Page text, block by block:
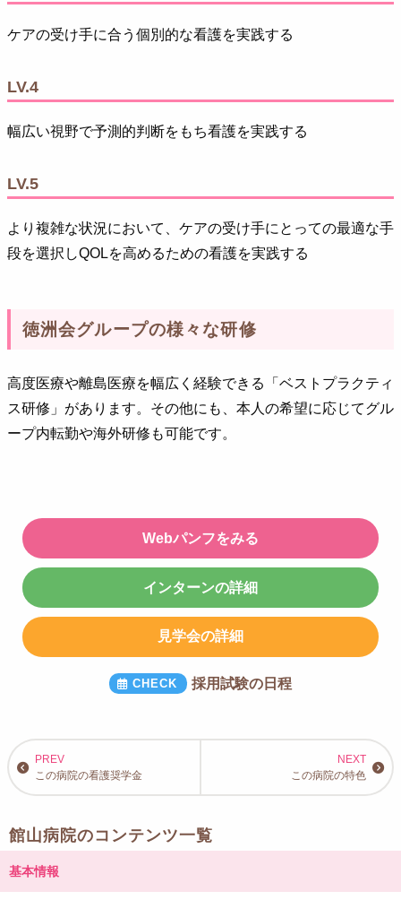
ケアの受け手に合う個別的な看護を実践する
LV.4
幅広い視野で予測的判断をもち看護を実践する
LV.5
より複雑な状況において、ケアの受け手にとっての最適な手
段を選択しQOLを高めるための看護を実践する
徳洲会グループの様々な研修
高度医療や離島医療を幅広く経験できる「ベストプラクティ
ス研修」があります。その他にも、本人の希望に応じてグル
ープ内転勤や海外研修も可能です。
Webパンフをみる
インターンの詳細
見学会の詳細
採用試験の日程
この病院の看護奨学金 この病院の特色
館山病院のコンテンツ一覧
基本情報